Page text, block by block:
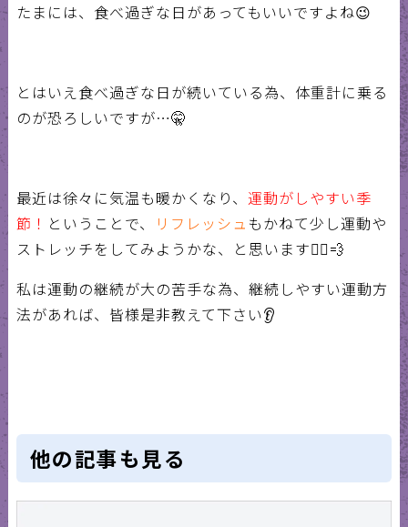
たまには、食べ過ぎな日があってもいいですよね😉
とはいえ食べ過ぎな日が続いている為、体重計に乗る
のが恐ろしいですが…🤫
最近は徐々に気温も暖かくなり、 運動がしやすい季
節！ ということで、 リフレッシュ もかねて少し運動や
ストレッチをしてみようかな、と思います🏃‍♀️💨
私は運動の継続が大の苦手な為、継続しやすい運動方
法があれば、皆様是非教えて下さい👂
他の記事も見る